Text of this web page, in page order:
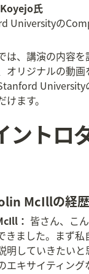
氏
Universityの
は、講演の内容
オリジナルの動
University
ます。
ントロ
McIllの経
： 皆さん、こ
きました。まず
明していきたい
エキサイティング